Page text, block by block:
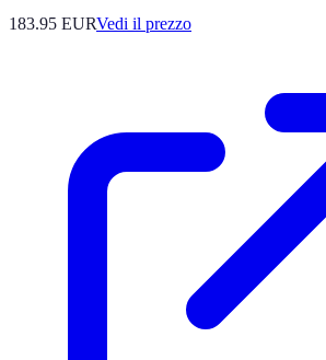
183.95 EURVedi il prezzo